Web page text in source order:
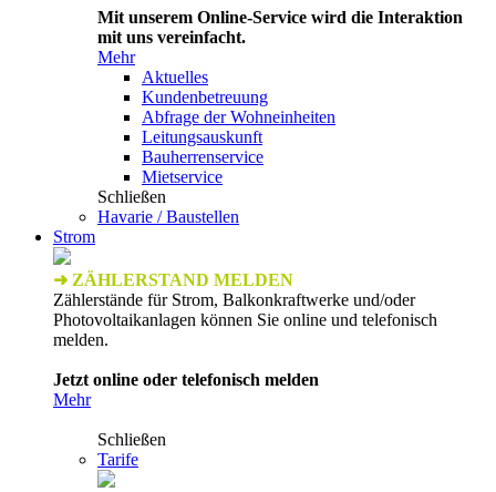
Mit unserem Online-Service wird die Interaktion
mit uns vereinfacht.
Mehr
Aktuelles
Kundenbetreuung
Abfrage der Wohneinheiten
Leitungsauskunft
Bauherrenservice
Mietservice
Schließen
Havarie / Baustellen
Strom
➜ ZÄHLERSTAND MELDEN
Zählerstände für Strom, Balkonkraftwerke und/oder
Photovoltaikanlagen können Sie online und telefonisch
melden.
Jetzt online oder telefonisch melden
Mehr
Schließen
Tarife